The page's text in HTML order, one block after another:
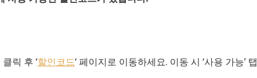
릭 후 ‘할인코드‘ 페이지로 이동하세요. 이동 시 ‘사용 가능